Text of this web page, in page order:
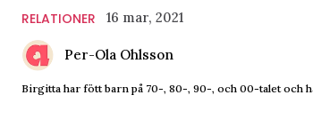
RELATIONER 16 mar, 2021
Per-Ola Ohlsson
Birgitta har fött barn på 70-, 80-, 90-, och 00-talet och